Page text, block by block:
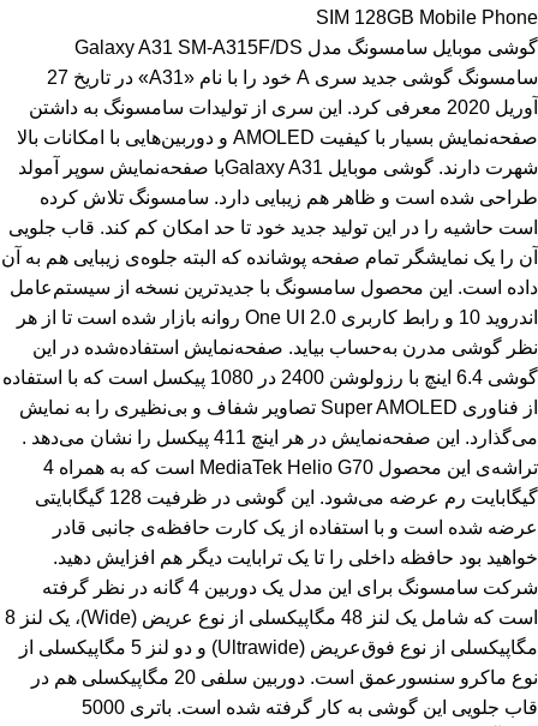
SIM 128GB Mobile Phone
گوشی موبایل سامسونگ مدل Galaxy A31 SM-A315F/DS
سامسونگ گوشی جدید سری A خود را با نام «A31» در تاریخ 27
آوریل 2020 معرفی کرد. این سری از تولیدات سامسونگ به داشتن
صفحه‌نمایش بسیار با کیفیت AMOLED و دوربین‌هایی با امکانات بالا
شهرت دارند. گوشی موبایل Galaxy A31با صفحه‌نمایش سوپر آمولد
طراحی شده است و ظاهر هم زیبایی دارد. سامسونگ تلاش کرده
است حاشیه را در این تولید جدید خود تا حد امکان کم کند. قاب جلویی
آن را یک نمایشگر تمام صفحه پوشانده که البته جلوه‌ی زیبایی هم به آن
داده است. این محصول سامسونگ با جدیدترین نسخه از سیستم‌عامل
اندروید 10 و رابط کاربری One UI 2.0 روانه بازار شده است تا از هر
نظر گوشی مدرن به‌حساب بیاید. صفحه‌نمایش استفاده‌شده در این
گوشی 6.4 اینچ با رزولوشن 2400 در 1080 پیکسل است که با استفاده
از فناوری Super AMOLED تصاویر شفاف و بی‌نظیری را به نمایش
می‌گذارد. این صفحه‌نمایش در هر اینچ 411 پیکسل را نشان می‌دهد .
تراشه‌ی این محصول MediaTek Helio G70 است که به همراه 4
گیگابایت رم عرضه می‌شود. این گوشی در ظرفیت 128 گیگابایتی
عرضه شده است و با استفاده از یک کارت حافظه‌ی جانبی قادر
خواهید بود حافظه داخلی را تا یک ترابایت دیگر هم افزایش دهید.
شرکت سامسونگ برای این مدل یک دوربین 4 گانه در نظر گرفته
است که شامل یک لنز 48 مگاپیکسلی از نوع عریض (Wide)، یک لنز 8
مگاپیکسلی از نوع فوق‌عریض (Ultrawide) و دو لنز 5 مگاپیکسلی از
نوع ماکرو سنسورعمق است. دوربین سلفی 20 مگاپیکسلی هم در
قاب جلویی این گوشی به کار گرفته شده است. باتری 5000